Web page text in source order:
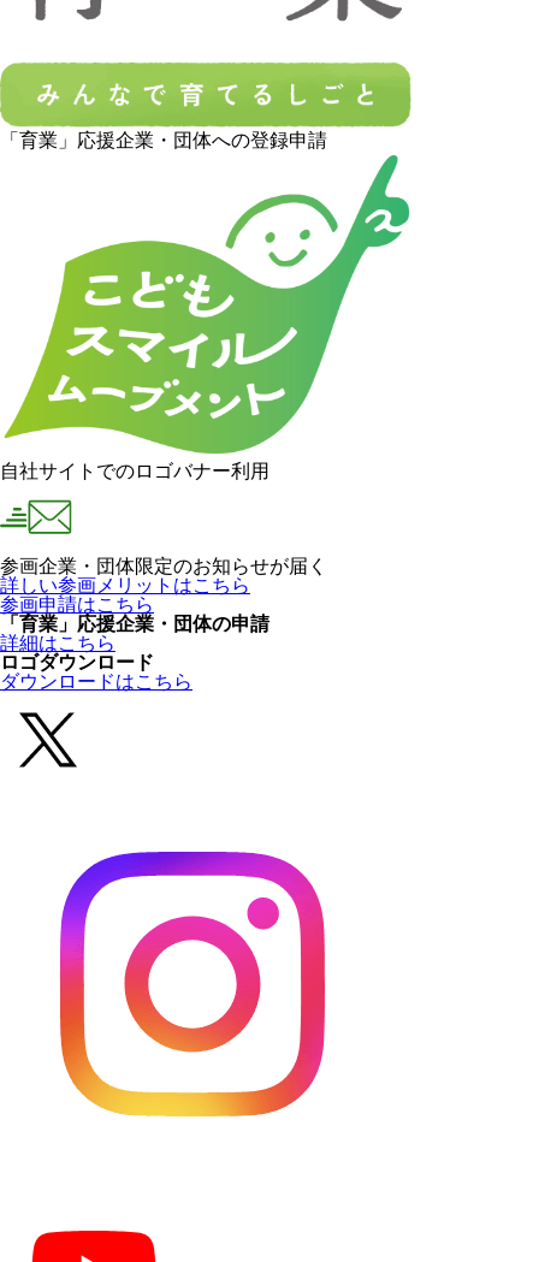
「育業」応援企業・団体への登録申請
自社サイトでのロゴバナー利用
参画企業・団体限定のお知らせが届く
詳しい参画メリットはこちら
参画申請はこちら
「育業」応援企業・団体の申請
詳細はこちら
ロゴダウンロード
ダウンロードはこちら